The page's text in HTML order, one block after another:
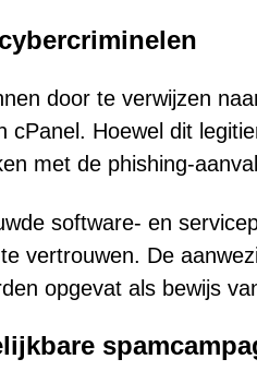
door te verwijzen
cPanel. Hoewel dit
met de phishing-
software- en
vertrouwen. De
opgevat als bewijs